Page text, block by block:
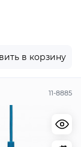
в корзину
11-8885